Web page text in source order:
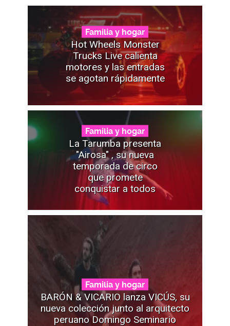
Familia y hogar
Hot Wheels Monster
Trucks Live calienta
motores y las entradas
se agotan rápidamente
Familia y hogar
La Tarumba presenta
"Airosa" , su nueva
temporada de circo
que promete
conquistar a todos
Familia y hogar
BARÓN & VICARIO lanza VICÚS, su
nueva colección junto al arquitecto
peruano Domingo Seminario